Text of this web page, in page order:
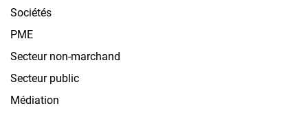
Sociétés
PME
Secteur non-marchand
Secteur public
Médiation